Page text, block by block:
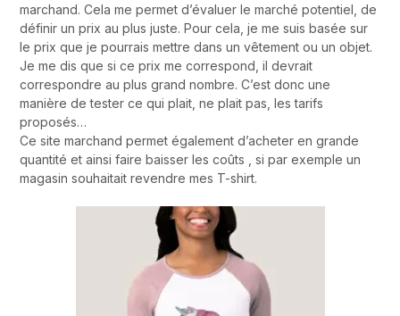
marchand. Cela me permet d’évaluer le marché potentiel, de
définir un prix au plus juste. Pour cela, je me suis basée sur
le prix que je pourrais mettre dans un vêtement ou un objet.
Je me dis que si ce prix me correspond, il devrait
correspondre au plus grand nombre. C’est donc une
manière de tester ce qui plait, ne plait pas, les tarifs
proposés…
Ce site marchand permet également d’acheter en grande
quantité et ainsi faire baisser les coûts , si par exemple un
magasin souhaitait revendre mes T-shirt.